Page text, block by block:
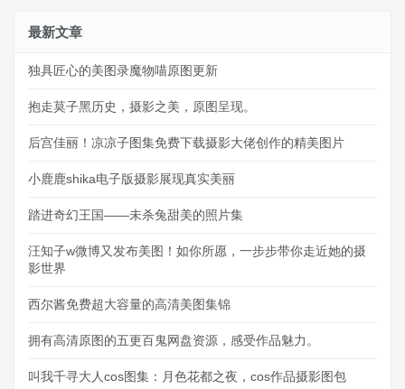
最新文章
独具匠心的美图录魔物喵原图更新
抱走莫子黑历史，摄影之美，原图呈现。
后宫佳丽！凉凉子图集免费下载摄影大佬创作的精美图片
小鹿鹿shika电子版摄影展现真实美丽
踏进奇幻王国——未杀兔甜美的照片集
汪知子w微博又发布美图！如你所愿，一步步带你走近她的摄
影世界
西尔酱免费超大容量的高清美图集锦
拥有高清原图的五更百鬼网盘资源，感受作品魅力。
叫我千寻大人cos图集：月色花都之夜，cos作品摄影图包